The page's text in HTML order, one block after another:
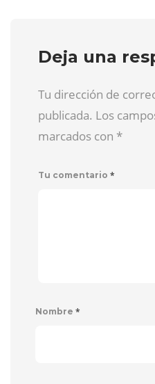
Deja una
Tu dirección de
publicada. Los
marcados con *
Tu comentario *
Nombre *